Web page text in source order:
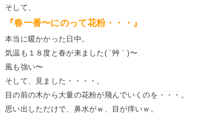
そして、
『春一番〜にのって花粉・・・』
本当に暖かかった日中。
気温も１８度と春が来ました( ´艸｀)〜
風も強い〜
そして、見ました・・・・。
目の前の木から大量の花粉が飛んでいくのを・・・。
思い出しただけで、鼻水がｗ、目が痒いｗ。